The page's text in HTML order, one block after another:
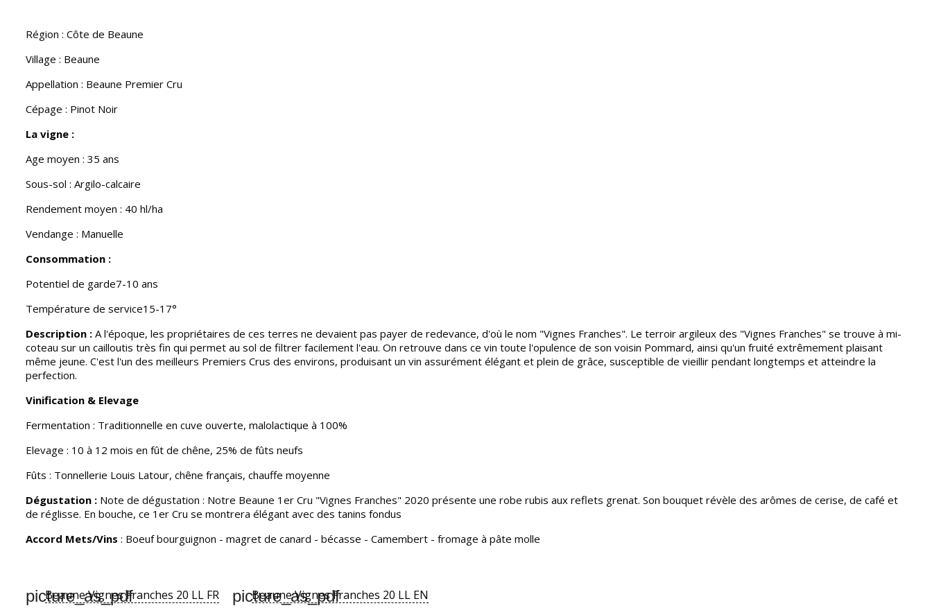
Région : Côte de Beaune
Village : Beaune
Appellation : Beaune Premier Cru
Cépage : Pinot Noir
La vigne :
Age moyen : 35 ans
Sous-sol : Argilo-calcaire
Rendement moyen : 40 hl/ha
Vendange : Manuelle
Consommation :
Potentiel de garde7-10 ans
Température de service15-17°
Description : A l'époque, les propriétaires de ces terres ne devaient pas payer de redevance, d'où le nom "Vignes Franches". Le terroir argileux des "Vignes Franches" se trouve à mi-
coteau sur un cailloutis très fin qui permet au sol de filtrer facilement l'eau. On retrouve dans ce vin toute l'opulence de son voisin Pommard, ainsi qu'un fruité extrêmement plaisant
même jeune. C'est l'un des meilleurs Premiers Crus des environs, produisant un vin assurément élégant et plein de grâce, susceptible de vieillir pendant longtemps et atteindre la
perfection.
Vinification & Elevage
Fermentation : Traditionnelle en cuve ouverte, malolactique à 100%
Elevage : 10 à 12 mois en fût de chêne, 25% de fûts neufs
Fûts : Tonnellerie Louis Latour, chêne français, chauffe moyenne
Dégustation : Note de dégustation : Notre Beaune 1er Cru "Vignes Franches" 2020 présente une robe rubis aux reflets grenat. Son bouquet révèle des arômes de cerise, de café et
de réglisse. En bouche, ce 1er Cru se montrera élégant avec des tanins fondus
Accord Mets/Vins : Boeuf bourguignon - magret de canard - bécasse - Camembert - fromage à pâte molle
picture_as_pdf
Beaune Vignes Franches 20 LL FR picture_as_pdf
Beaune Vignes Franches 20 LL EN